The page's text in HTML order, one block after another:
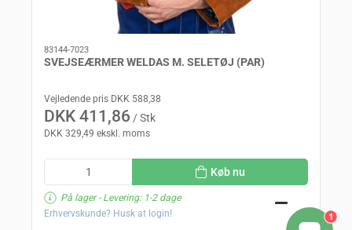
83144-7023
SVEJSEÆRMER WELDAS M. SELETØJ (PAR)
Vejledende pris DKK 588,38
DKK 411,86 / Stk
DKK 329,49 ekskl. moms
Køb nu
På lager- Levering: 1-2 dage
Erhvervskunde? Husk at login!
1